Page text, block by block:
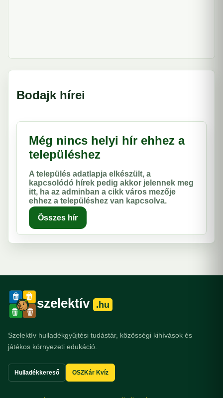
Bodajk hírei
Még nincs helyi hír ehhez a
településhez
A település adatlapja elkészült, a
kapcsolódó hírek pedig akkor jelennek meg
itt, ha az adminban a cikk város mezője
ehhez a településhez van kapcsolva.
Összes hír
szelektív .hu
Szelektív hulladékgyűjtési tudástár, közösségi kihívások és
játékos környezeti edukáció.
Hulladékkereső OSZKár Kvíz